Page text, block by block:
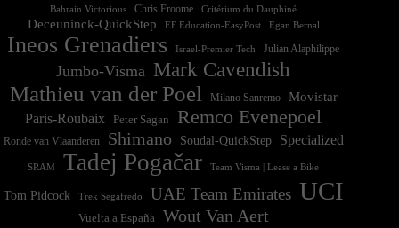
Bahrain Victorious Chris Froome Critérium du Dauphiné
Deceuninck-QuickStep EF Education-EasyPost Egan Bernal
Ineos Grenadiers Israel-Premier Tech Julian Alaphilippe
Jumbo-Visma Mark Cavendish
Mathieu van der Poel Milano Sanremo
Movistar
Paris-Roubaix
Peter Sagan Remco Evenepoel
Ronde van Vlaanderen Shimano Soudal-QuickStep Specialized
SRAM Tadej Pogačar Team Visma | Lease a Bike
Tom Pidcock Trek Segafredo UAE Team Emirates UCI
Vuelta a España Wout Van Aert